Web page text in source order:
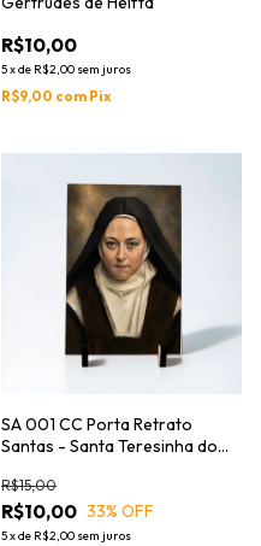
R$10,00
5xde R$2,00 sem juros
R$9,00 com Pix
SA 001 CC Porta Retrato
Santas - Santa Teresinha do
R$10,00
R$15,00
33% OFF
5xde R$2,00 sem juros